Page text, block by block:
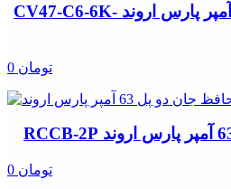
فیوز مینیاتوری یک پل 6 آمپر پارس اروند CV47-C6-6K-
0 تومان
0 تومان